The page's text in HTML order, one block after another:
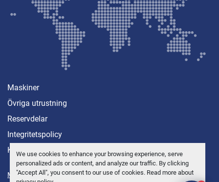
We use cookies to enhance your browsing experience, serve
personalized ads or content, and analyze our traffic. By clicking
"Accept All", you consent to our use of cookies. Read more about
Maskiner
Övriga utrustning
Reservdelar
Integritetspolicy
Kontakt
Manage Cookies